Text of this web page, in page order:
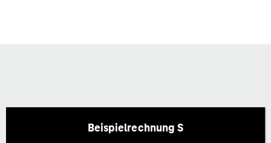
Beispielrechnung S